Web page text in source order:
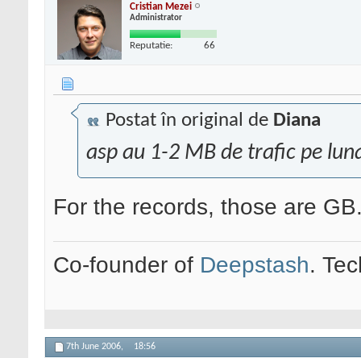
Cristian Mezei
Administrator
Reputatie: 66
Postat în original de Diana
asp au 1-2 MB de trafic pe
For the records, those are
Co-founder of Deepstash.
7th June 2006, 18:56